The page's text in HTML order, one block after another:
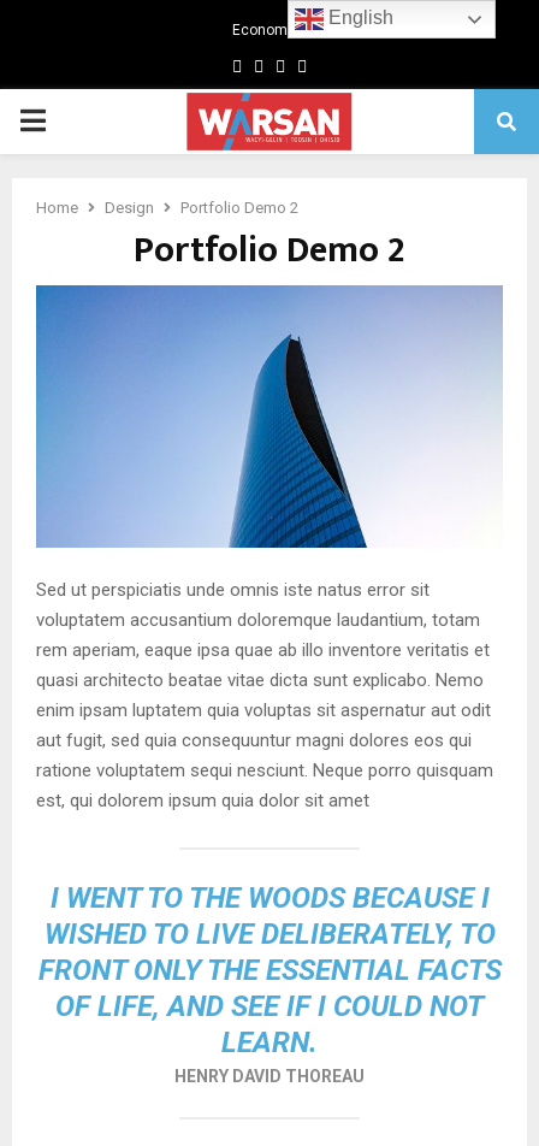
Economics
Facebook
TwitterLinkedin
Primary
Home Design Portfolio Demo 2
Portfolio Demo 2
Sed ut perspiciatis unde omnis iste natus error sit
voluptatem accusantium doloremque laudantium, totam
rem aperiam, eaque ipsa quae ab illo inventore veritatis et
quasi architecto beatae vitae dicta sunt explicabo. Nemo
enim ipsam luptatem quia voluptas sit aspernatur aut odit
aut fugit, sed quia consequuntur magni dolores eos qui
ratione voluptatem sequi nesciunt. Neque porro quisquam
est, qui dolorem ipsum quia dolor sit amet
I WENT TO THE WOODS BECAUSE I
WISHED TO LIVE DELIBERATELY, TO
FRONT ONLY THE ESSENTIAL FACTS
OF LIFE, AND SEE IF I COULD NOT
LEARN.
HENRY DAVID THOREAU
English